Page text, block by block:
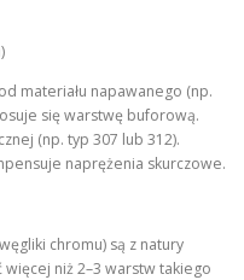
materiału napawanego (np.
się warstwę buforową.
(np. typ 307 lub 312).
naprężenia skurczowe.
chromu) są z natury
więcej niż 2–3 warstw takiego